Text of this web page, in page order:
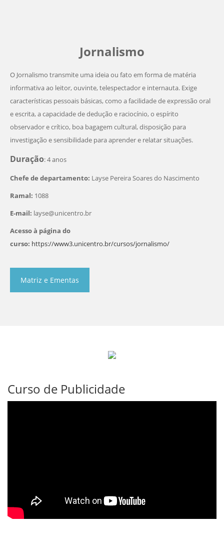
Jornalismo
O Jornalismo transmite uma ideia ou fato em forma de matéria
informativa ao leitor, ouvinte, telespectador e internauta. Exige
características pessoais básicas, como a facilidade de expressão oral
e escrita, a capacidade de dedução e raciocínio, o espírito
observador e crítico, boa bagagem cultural, disposição para
investigação e sensibilidade para aprender e relatar situações.
Duração: 4 anos
Chefe de departamento: Layse Pereira Soares do Nascimento
Ramal: 1088
E-mail: layse@unicentro.br
Acesso à página do
curso: https://www3.unicentro.br/cursos/jornalismo/
Matriz e Ementas
Curso de Publicidade